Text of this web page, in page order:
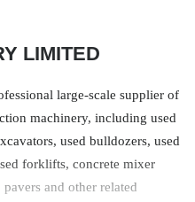
LIMITED
large-scale supplier of
machinery, including used
used bulldozers, used
forklifts, concrete mixer
and other related